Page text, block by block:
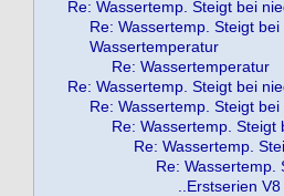
Re: Wassertemp. Steigt bei
Re: Wassertemp. Steigt
Wassertemperatur
Re: Wassertemperatur
Re: Wassertemp. Steigt bei
Re: Wassertemp. Steigt
Re: Wassertemp.
Re: Wassertemp.
Re: Wassertemp.
..Erstserien